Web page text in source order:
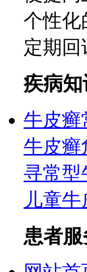
个性化
定期回
疾病
牛皮癣
牛皮癣
寻常型
儿童
患者